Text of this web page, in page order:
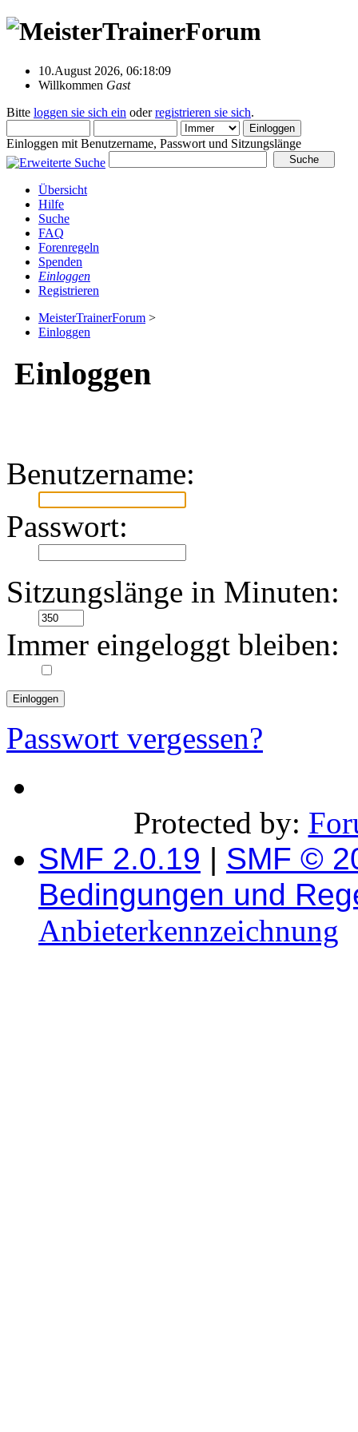
10.August 2026, 06:18:09
Willkommen Gast
Bitte loggen sie sich ein oderregistrieren sie sich.
Einloggen mit Benutzername, Passwort und Sitzungslänge
Übersicht
Hilfe
Suche
FAQ
Forenregeln
Spenden
Einloggen
Registrieren
MeisterTrainerForum >
Einloggen
Einloggen
Benutzername:
Passwort:
Sitzungslänge in Minuten:
Immer eingeloggt bleiben:
Passwort vergessen?
Protected by:
SMF 2.0.19 | SMF ©
Bedingungen und
Anbieterkennzeichnung